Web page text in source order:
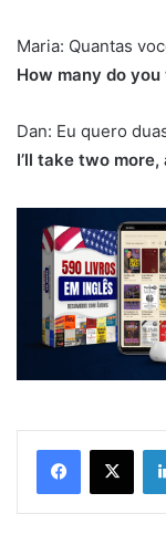
Maria: Quantas
How many do
Dan: Eu quero
I’ll take two